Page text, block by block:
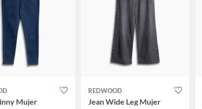
Mujer
REDWOOD
Jean Wide Leg Mujer